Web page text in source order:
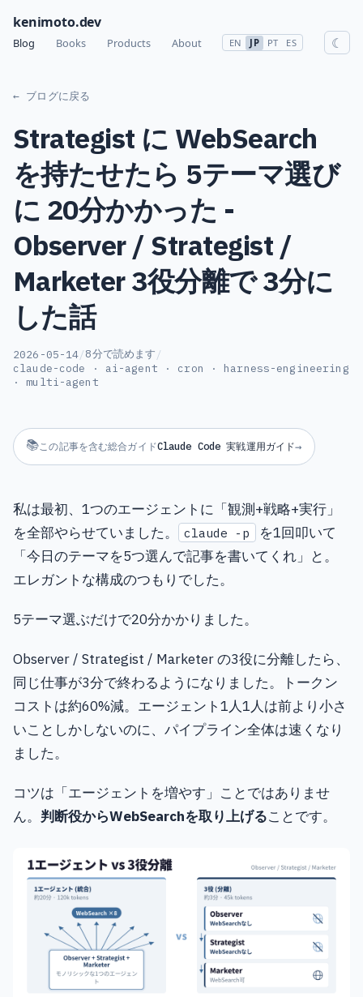
kenimoto.dev
Blog Books Products About EN JP PT ES ☾
← ブログに戻る
Strategist に WebSearch
を持たせたら 5テーマ選び
に 20分かかった -
Observer / Strategist /
Marketer 3役分離で 3分に
した話
2026-05-14/8分で読めます/
claude-code · ai-agent · cron · harness-engineering
· multi-agent
📚この記事を含む総合ガイドClaude Code 実戦運用ガイド→
私は最初、1つのエージェントに「観測+戦略+実行」
を全部やらせていました。
claude -p
を1回叩いて
「今日のテーマを5つ選んで記事を書いてくれ」と。
エレガントな構成のつもりでした。
5テーマ選ぶだけで20分かかりました。
Observer / Strategist / Marketer の3役に分離したら、
同じ仕事が3分で終わるようになりました。トークン
コストは約60%減。エージェント1人1人は前より小さ
いことしかしないのに、パイプライン全体は速くなり
ました。
コツは「エージェントを増やす」ことではありませ
ん。 判断役からWebSearchを取り上げることです。